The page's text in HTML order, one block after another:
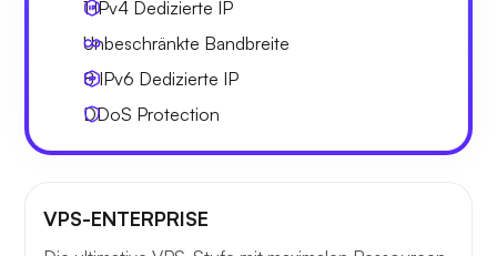
1 IPv4 Dedizierte IP
Unbeschränkte Bandbreite
8 IPv6 Dedizierte IP
DDoS Protection
VPS-ENTERPRISE